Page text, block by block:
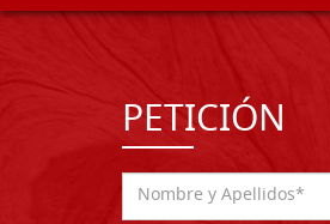
PETICIÓN